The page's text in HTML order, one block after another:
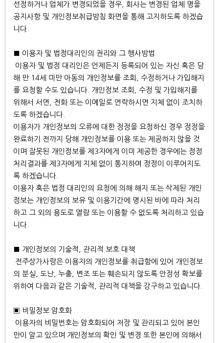
선정하거나 업체가 변경되었을 경우, 회사는 변경된 업체 명을
공지사항 및 개인정보취급방침 화면을 통해 고지하도록 하겠습
니다.
■ 이용자 및 법정대리인의 권리와 그 행사방법
이용자 및 법정 대리인은 언제든지 등록되어 있는 자신 혹은 당
해 만 14세 미만 아동의 개인정보를 조회, 수정하거나 가입해지
를 요청할 수도 있습니다. 개인정보 조회, 수정 및 가입해지를
위해서 서면, 전화 또는 이메일로 연락하시면 지체 없이 조치하
도록 하겠습니다.
이용자가 개인정보의 오류에 대한 정정을 요청하신 경우 정정을
완료하기 전까지 당해 개인정보를 이용 또는 제공하지 않을 것
이며 잘못된 개인정보를 제3자에게 이미 제공한 경우에는 정정
처리결과를 제3자에게 지체 없이 통지하여 정정이 이루어지도
록 하겠습니다.
이용자 혹은 법정 대리인의 요청에 의해 해지 또는 삭제된 개인
정보는 개인정보의 보유 및 이용기간에 명시된 바에 따라 처리
하고 그 외의 용도로 열람 또는 이용할 수 없도록 처리하고 있습
니다.
■ 개인정보의 기술적, 관리적 보호 대책
전주상가사랑은 이용자의 개인정보를 취급함에 있어 개인정보
의 분실, 도난, 누출, 변조 또는 훼손되지 않도록 안정성 확보를
위하여 다음과 같은 기술적, 관리적 대책을 강구하고 있습니다.
▣ 비밀정보 암호화
이용자의 비밀번호는 암호화되어 저장 및 관리되고 있어 본인
만이 알고 있으며 개인정보의 확인 및 변경 또한 본인에 의해서